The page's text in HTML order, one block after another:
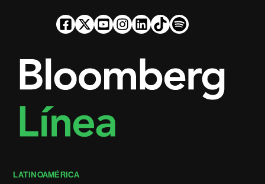
LATINOAMÉRICA